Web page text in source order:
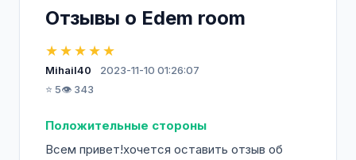
Отзывы о Edem room
★★★★★
Mihail40
2023-11-10 01:26:07
⭐ 5👁️ 343
Положительные стороны
Всем привет!хочется оставить отзыв об